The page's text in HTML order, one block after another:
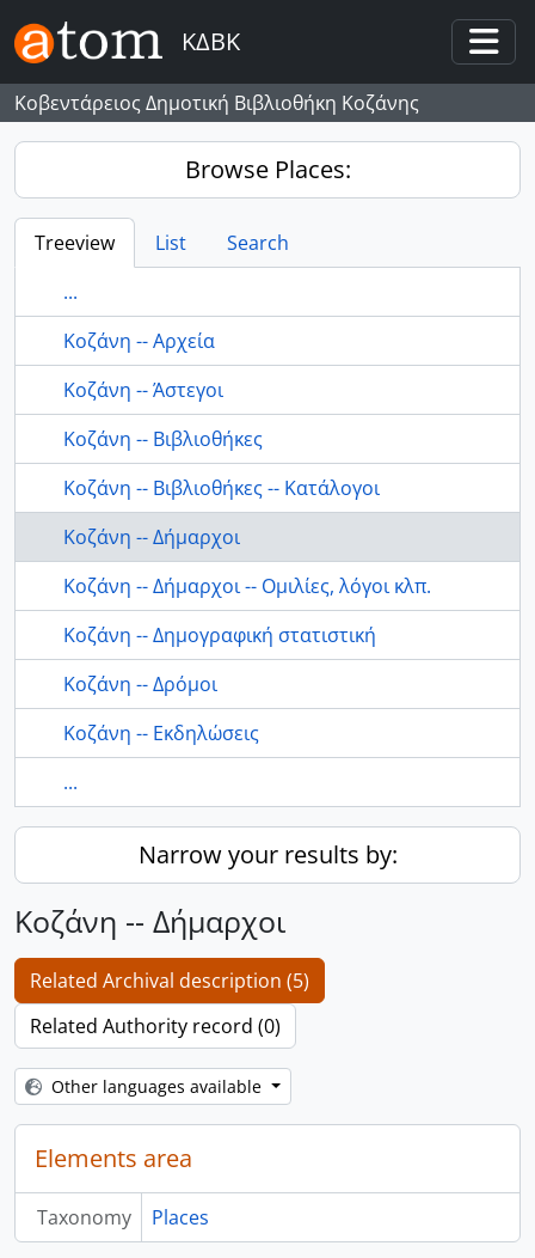
Skip to main content
ΚΔΒΚ
Κοβεντάρειος Δημοτική Βιβλιοθήκη Κοζάνης
Browse Places:
Treeview List
Search
...
Κοζάνη -- Αρχεία
Κοζάνη -- Άστεγοι
Κοζάνη -- Βιβλιοθήκες
Κοζάνη -- Βιβλιοθήκες -- Κατάλογοι
Κοζάνη -- Δήμαρχοι
Κοζάνη -- Δήμαρχοι -- Ομιλίες, λόγοι κλπ.
Κοζάνη -- Δημογραφική στατιστική
Κοζάνη -- Δρόμοι
Κοζάνη -- Εκδηλώσεις
...
Narrow your results by:
Κοζάνη -- Δήμαρχοι
Related Archival description (5)
Related Authority record (0)
Other languages available
Elements area
Taxonomy Places